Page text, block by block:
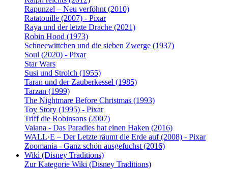
Rapunzel – Neu verföhnt (2010)
Ratatouille (2007) - Pixar
Raya und der letzte Drache (2021)
Robin Hood (1973)
Schneewittchen und die sieben Zwerge (1937)
Soul (2020) - Pixar
Star Wars
Susi und Strolch (1955)
Taran und der Zauberkessel (1985)
Tarzan (1999)
The Nightmare Before Christmas (1993)
Toy Story (1995) - Pixar
Triff die Robinsons (2007)
Vaiana - Das Paradies hat einen Haken (2016)
WALL·E – Der Letzte räumt die Erde auf (2008) - Pixar
Zoomania - Ganz schön ausgefuchst (2016)
Wiki (Disney Traditions)
Zur Kategorie Wiki (Disney Traditions)